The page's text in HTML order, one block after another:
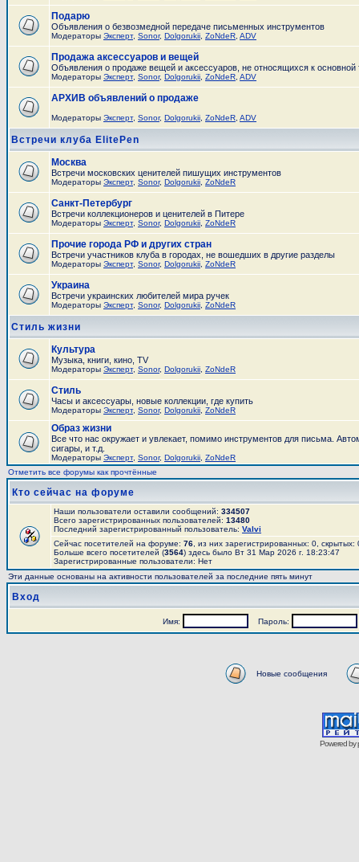
Подарю
Объявления о безвозмедной передаче письменных инструментов
Модераторы Эксперт, Sonor, Dolgorukii ZoNdeR ADV
Продажа аксессуаров и вещей
Объявления о продаже вещей и аксессуаров, не относящихся к
Модераторы Эксперт, Sonor, Dolgorukii ZoNdeR ADV
АРХИВ объявлений о продаже
Модераторы Эксперт, Sonor, Dolgorukii ZoNdeR ADV
Встречи клуба ElitePen
Москва
Встречи московских ценителей пишущих инструментов
Модераторы Эксперт, Sonor, Dolgorukii ZoNdeR
Санкт-Петербург
Встречи коллекционеров и ценителей в Питере
Модераторы Эксперт, Sonor, Dolgorukii ZoNdeR
Прочие города РФ и других стран
Встречи участников клуба в городах, не вошедших в другие разделы
Модераторы Эксперт, Sonor, Dolgorukii ZoNdeR
Украина
Встречи украинских любителей мира ручек
Модераторы Эксперт, Sonor, Dolgorukii ZoNdeR
Стиль жизни
Культура
Музыка, книги, кино, TV
Модераторы Эксперт, Sonor, Dolgorukii ZoNdeR
Стиль
Часы и аксесcуары, новые коллекции, где купить
Модераторы Эксперт, Sonor, Dolgorukii ZoNdeR
Образ жизни
Все что нас окружает и увлекает, помимо инструментов для письма.
сигары, и т.д.
Модераторы Эксперт, Sonor, Dolgorukii ZoNdeR
Отметить все форумы как прочтённые
Кто сейчас на форуме
Наши пользователи оставили сообщений: 334507
Всего зарегистрированных пользователей: 13480
Последний зарегистрированный пользователь: Valvi
Сейчас посетителей на форуме: 76 , из них зарегистрированных: 0,
Больше всего посетителей (3564) здесь было Вт 31 Мар 2026 г. 18:23:47
Зарегистрированные пользователи: Нет
Эти данные основаны на активности пользователей за последние пять минут
Вход
Имя: Пароль:
Новые сообщения
Powered by